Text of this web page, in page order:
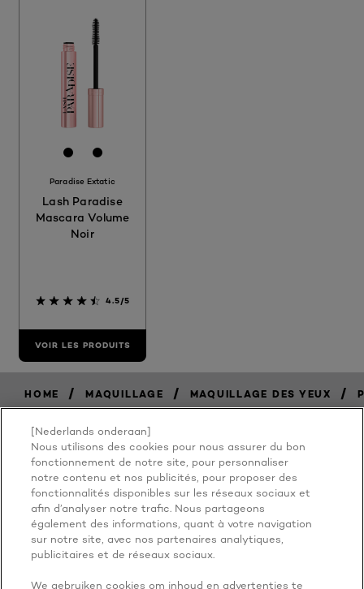
[Color]: #000000
[Color]: #FFFFFF
[Color]: #000000
Paradise Extatic
Lash Paradise
Mascara Volume
Noir
4.5/5
VOIR LES PRODUITS
HOME / MAQUILLAGE / MAQUILLAGE DES YEUX /
BECAUSE
YOU'RE
WORTH IT
[Nederlands onderaan]
Nous utilisons des cookies pour nous assurer du bon
fonctionnement de notre site, pour personnaliser
notre contenu et nos publicités, pour proposer des
fonctionnalités disponibles sur les réseaux sociaux et
afin d’analyser notre trafic. Nous partageons
également des informations, quant à votre navigation
sur notre site, avec nos partenaires analytiques,
publicitaires et de réseaux sociaux.
We gebruiken cookies om inhoud en advertenties te